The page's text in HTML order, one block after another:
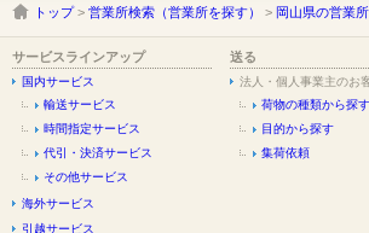
トップ> 営業所検索（営業所を探す） > 岡山県の営業所
サービスラインアップ
国内サービス
輸送サービス
時間指定サービス
代引・決済サービス
その他サービス
海外サービス
引越サービス
送る
法人・個人事業主のお
荷物の種類から探す
目的から探す
集荷依頼